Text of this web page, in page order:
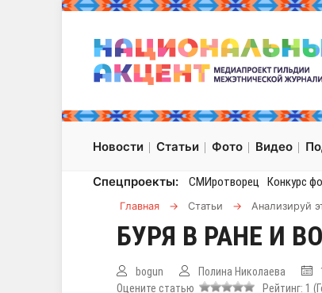
Новости Статьи Фото Видео
Спецпроекты: СМИротворец Конкурс
Главная → Статьи → Анализируй
БУРЯ В РАНЕ И
bogun Полина Николаева
Оцените статью
Рейтинг: 1